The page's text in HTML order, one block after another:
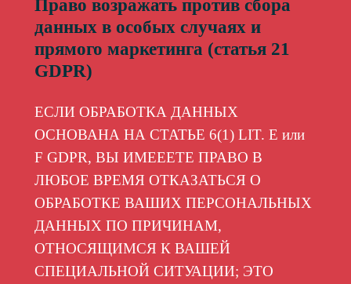
Право возражать против сбора
данных в особых случаях и
прямого маркетинга (статья 21
GDPR)
ЕСЛИ ОБРАБОТКА ДАННЫХ
ОСНОВАНА НА СТАТЬЕ 6(1) LIT. E или
F GDPR, ВЫ ИМЕЕЕТЕ ПРАВО В
ЛЮБОЕ ВРЕМЯ ОТКАЗАТЬСЯ О
ОБРАБОТКЕ ВАШИХ ПЕРСОНАЛЬНЫХ
ДАННЫХ ПО ПРИЧИНАМ,
ОТНОСЯЩИМСЯ К ВАШЕЙ
СПЕЦИАЛЬНОЙ СИТУАЦИИ; ЭТО